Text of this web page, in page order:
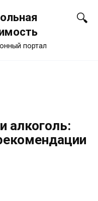
портал
алкоголь: